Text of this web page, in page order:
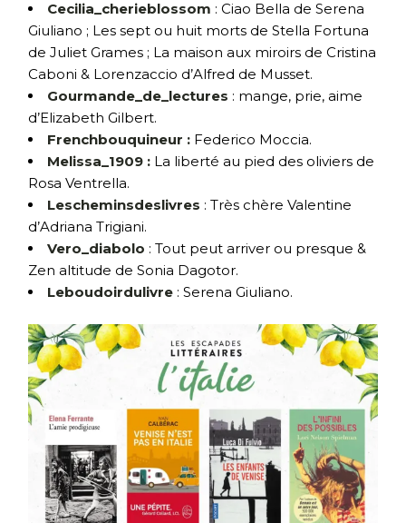
Cecilia_cherieblossom : Ciao Bella de Serena
Giuliano ; Les sept ou huit morts de Stella Fortuna
de Juliet Grames ; La maison aux miroirs de Cristina
Caboni & Lorenzaccio d’Alfred de Musset.
Gourmande_de_lectures : mange, prie, aime
d’Elizabeth Gilbert.
Frenchbouquineur : Federico Moccia.
Melissa_1909 : La liberté au pied des oliviers de
Rosa Ventrella.
Lescheminsdeslivres : Très chère Valentine
d’Adriana Trigiani.
Vero_diabolo : Tout peut arriver ou presque &
Zen altitude de Sonia Dagotor.
Leboudoirdulivre : Serena Giuliano.